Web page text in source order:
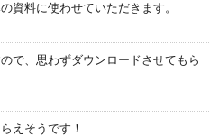
資料に使わせていただきます。
で、思わずダウンロードさせてもら
えそうです！